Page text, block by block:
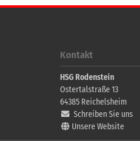
Kontakt
HSG Rodenstein
Ostertalstraße 13
64385 Reichelsheim
Schreiben Sie uns
Unsere Website